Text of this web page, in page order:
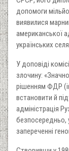
допомоги
виявилися
американської
українських
У доповіді
злочину:
рішенням ФДР
встановити й
адміністрація
безпосередньо,
запереченні